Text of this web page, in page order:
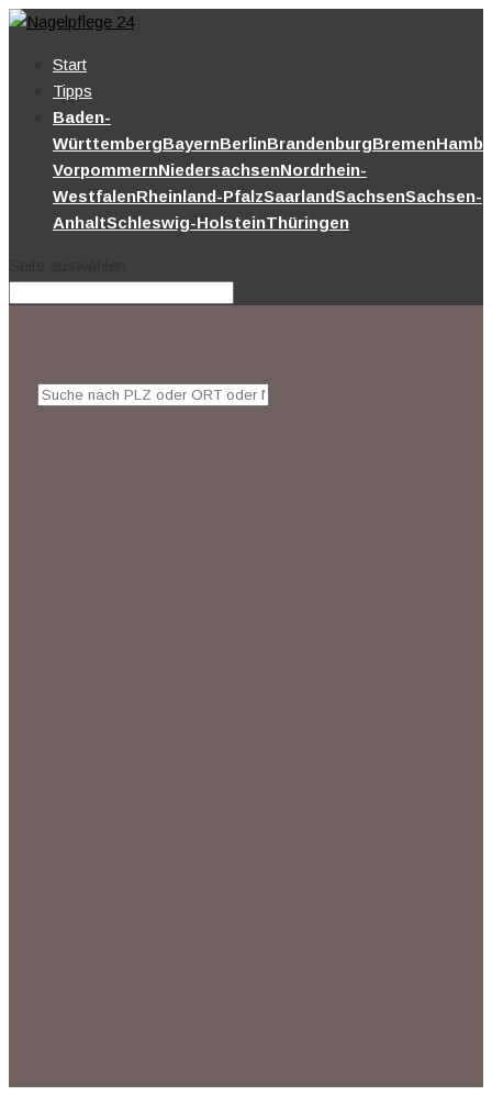
Start
Tipps
Baden-
WürttembergBayernBerlinBrandenburgBremen
VorpommernNiedersachsenNordrhein-
WestfalenRheinland-PfalzSaarlandSachsenSachsen-
AnhaltSchleswig-HolsteinThüringen